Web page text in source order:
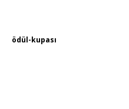
ödül-kupası